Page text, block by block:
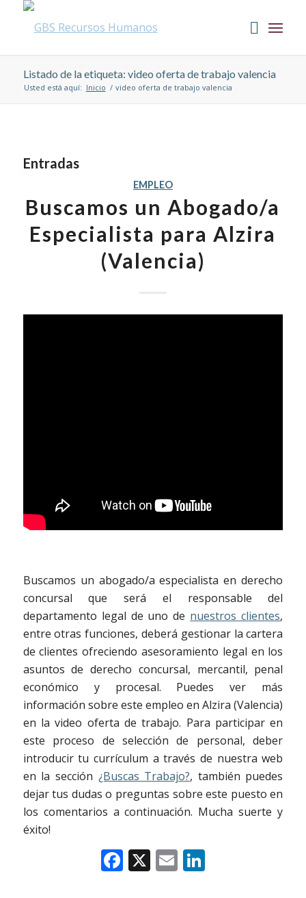
Listado de la etiqueta: video oferta de trabajo valencia
Usted está aquí: Inicio / video oferta de trabajo valencia
Entradas
EMPLEO
Buscamos un Abogado/a
Especialista para Alzira
(Valencia)
Buscamos un abogado/a especialista en derecho
concursal que será el responsable del
departamento legal de uno de nuestros clientes,
entre otras funciones, deberá gestionar la cartera
de clientes ofreciendo asesoramiento legal en los
asuntos de derecho concursal, mercantil, penal
económico y procesal. Puedes ver más
información sobre este empleo en Alzira (Valencia)
en la video oferta de trabajo. Para participar en
este proceso de selección de personal, deber
introducir tu currículum a través de nuestra web
en la sección ¿Buscas Trabajo?, también puedes
dejar tus dudas o preguntas sobre este puesto en
los comentarios a continuación. Mucha suerte y
éxito!
Facebook
X EmailLinkedIn